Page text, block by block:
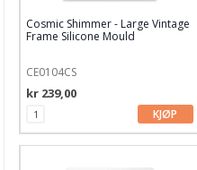
Cosmic Shimmer - Large Vintage
Frame Silicone Mould
CE0104CS
kr 239,00
KJØP